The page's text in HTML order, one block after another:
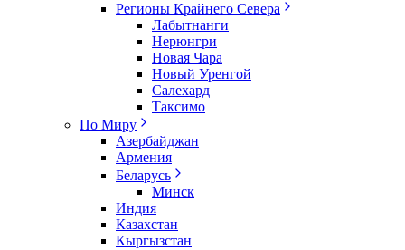
Регионы Крайнего Севера
Лабытнанги
Нерюнгри
Новая Чара
Новый Уренгой
Салехард
Таксимо
По Миру
Азербайджан
Армения
Беларусь
Минск
Индия
Казахстан
Кыргызстан